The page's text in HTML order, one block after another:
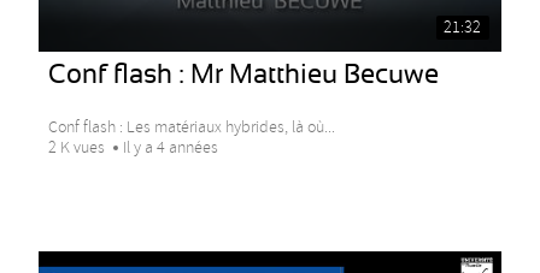
21:32
Conf flash : Mr Matthieu Becuwe
Conf flash : Les matériaux hybrides, là où...
2 K vues
Il y a 4 années